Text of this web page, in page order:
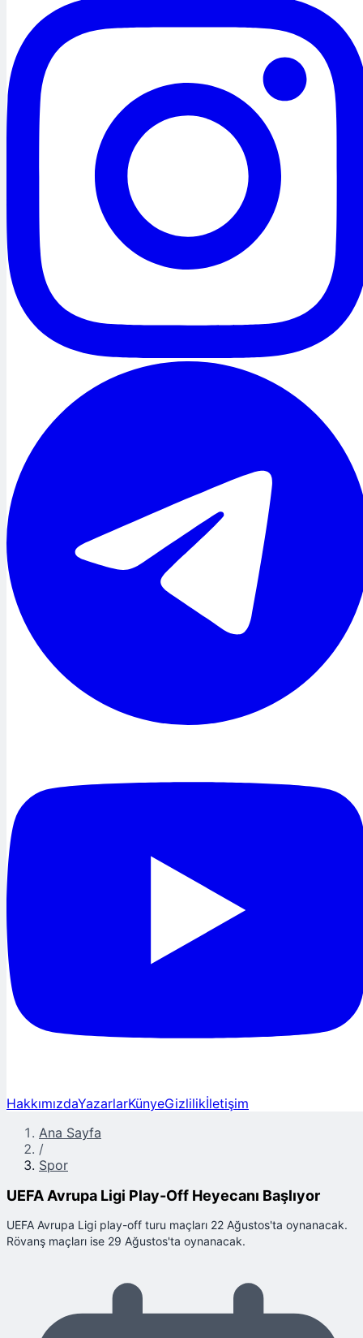
HakkımızdaYazarlarKünyeGizlilikİletişim
Ana Sayfa
/
Spor
UEFA Avrupa Ligi Play-Off Heyecanı Başlıyor
UEFA Avrupa Ligi play-off turu maçları 22 Ağustos'ta oynanacak.
Rövanş maçları ise 29 Ağustos'ta oynanacak.